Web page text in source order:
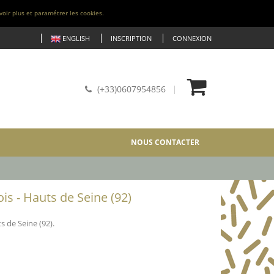
plus et paramétrer les cookies.
ENGLISH INSCRIPTION CONNEXION
(+33)0607954856
NOUS CONTACTER
- Hauts de Seine (92)
de Seine (92).